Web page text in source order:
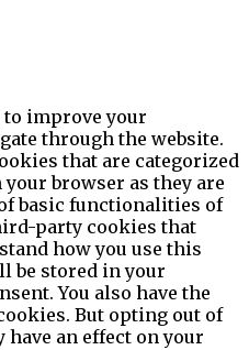
to improve your
through the website.
that are categorized
browser as they are
basic functionalities of
party cookies that
how you use this
be stored in your
You also have the
But opting out of
have an effect on your